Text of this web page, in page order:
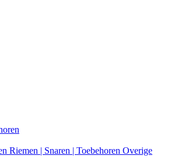
Riemen | Snaren | Toebehoren Overige